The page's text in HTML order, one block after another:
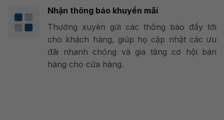
Nhận thông báo khuyến mãi
Thường xuyên gửi các thông báo đẩy tới
cho khách hàng, giúp họ cập nhật các ưu
đãi nhanh chóng và gia tăng cơ hội bán
hàng cho cửa hàng.